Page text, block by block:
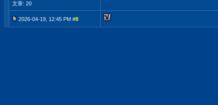
文章: 20
2026-04-19, 12:45 PM #8